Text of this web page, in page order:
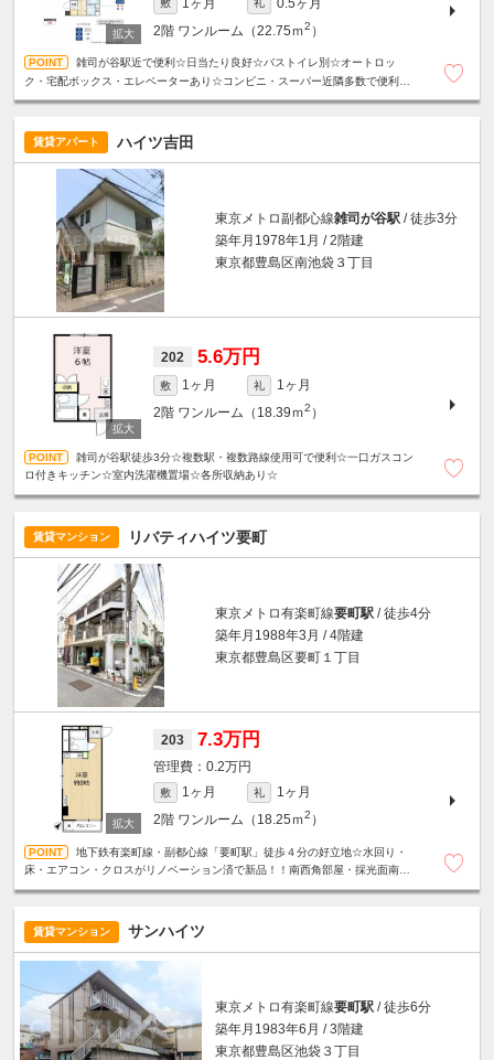
敷 1ヶ月 礼
0.5ヶ月
2階 ワンルーム（22.75ｍ2 ）
雑司が谷駅近で便利☆日当たり良好☆バストイレ別☆オートロッ
ク・宅配ボックス・エレベーターあり☆コンビニ・スーパー近隣多数で便利な
賃貸アパート ハイツ吉田
東京メトロ副都心線雑司が谷駅 / 徒歩3分
築年月1978年1月 / 2階建
東京都豊島区南池袋３丁目
202 5.6万円
敷 1ヶ月 礼
1ヶ月
2階 ワンルーム（18.39ｍ2 ）
雑司が谷駅徒歩3分☆複数駅・複数路線使用可で便利☆一口ガスコン
ロ付きキッチン☆室内洗濯機置場☆各所収納あり☆
賃貸マンション リバティハイツ要町
東京メトロ有楽町線要町駅 / 徒歩4分
築年月1988年3月 / 4階建
東京都豊島区要町１丁目
203 7.3万円
0.2万円
敷 1ヶ月 礼
1ヶ月
2階 ワンルーム（18.25ｍ2 ）
地下鉄有楽町線・副都心線「要町駅」徒歩４分の好立地☆水回り・
床・エアコン・クロスがリノベーション済で新品！！南西角部屋・採光面南側
賃貸マンション サンハイツ
東京メトロ有楽町線要町駅 / 徒歩6分
築年月1983年6月 / 3階建
東京都豊島区池袋３丁目